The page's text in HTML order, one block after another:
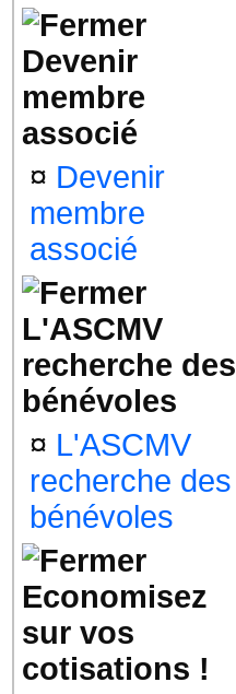
Devenir
membre
associé
¤ Devenir
membre
associé
L'ASCMV
recherche des
bénévoles
¤ L'ASCMV
recherche des
bénévoles
Economisez
sur vos
cotisations !